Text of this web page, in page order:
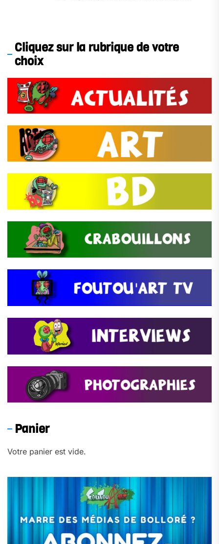
Cliquez sur la rubrique de votre
choix
Panier
Votre panier est vide.